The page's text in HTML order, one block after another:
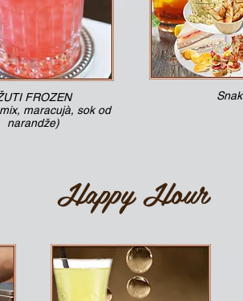
FROZEN
maracujà, sok od
narandže)
Snak
Happy Hour